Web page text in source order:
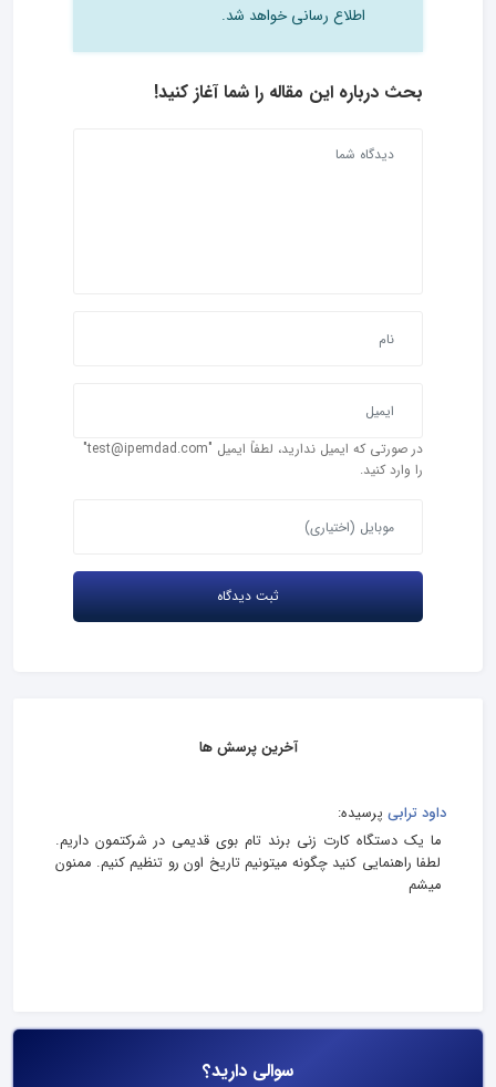
اطلاع رسانی خواهد شد.
بحث درباره این مقاله را شما آغاز کنید!
در صورتی که ایمیل ندارید، لطفاً ایمیل "test@ipemdad.com"
را وارد کنید.
آخرین پرسش ها
داود ترابی پرسیده:
ما یک دستگاه کارت زنی برند تام بوی قدیمی در شرکتمون داریم.
لطفا راهنمایی کنید چگونه میتونیم تاریخ اون رو تنظیم کنیم. ممنون
میشم
سوالی دارید؟